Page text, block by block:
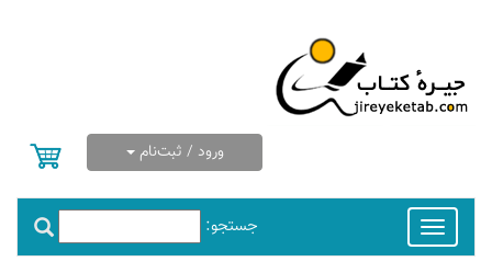
ورود / ثبت‌نام
جستجو:
Toggle
navigation